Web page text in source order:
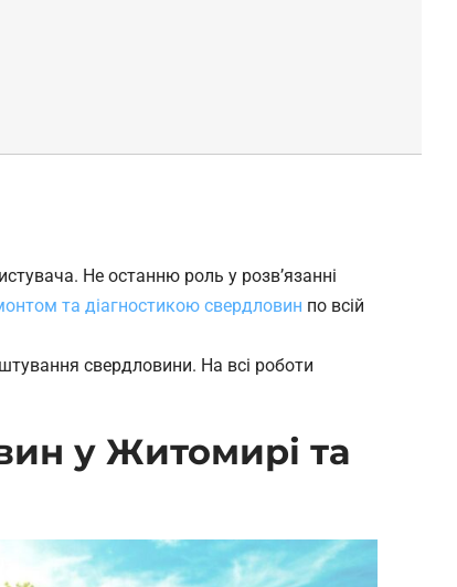
Не останню роль у розв’язанні
та діагностикою свердловин по всій
свердловини. На всі роботи
у Житомирі та